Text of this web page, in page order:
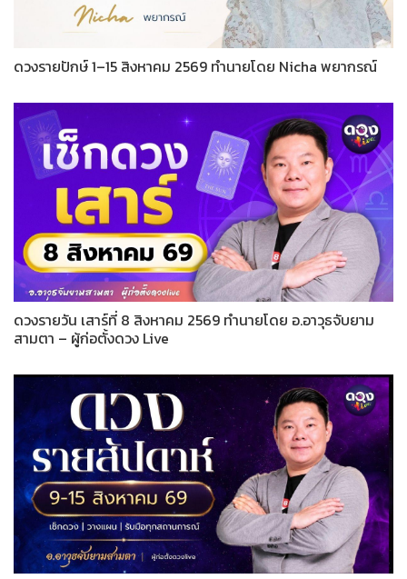
ดวงรายปักษ์ 1–15 สิงหาคม 2569 ทำนายโดย Nicha พยากรณ์
ดวงรายวัน เสาร์ที่ 8 สิงหาคม 2569 ทำนายโดย อ.อาวุธจับยาม
สามตา – ผู้ก่อตั้งดวง Live